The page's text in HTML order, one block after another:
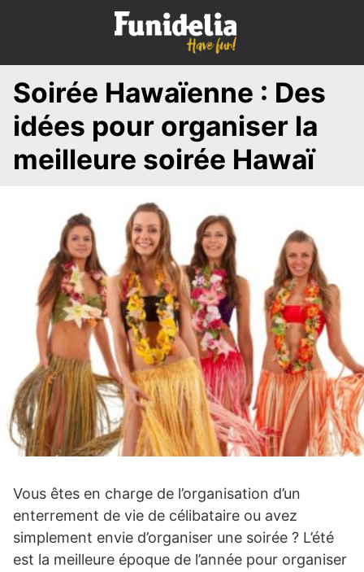
p
Soirée Hawaïenne : Des
idées pour organiser la
meilleure soirée Hawaï
Vous êtes en charge de l’organisation d’un
enterrement de vie de célibataire ou avez
simplement envie d’organiser une soirée ? L’été
est la meilleure époque de l’année pour organiser